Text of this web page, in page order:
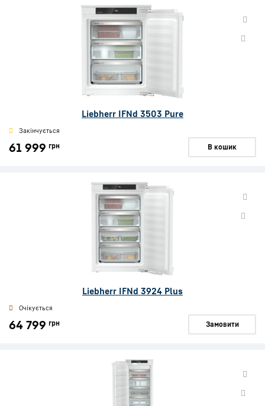
Liebherr IFNd 3503 Pure
Закінчується
61 999 грн В кошик
Liebherr IFNd 3924 Plus
Очікується
64 799 грн Замовити